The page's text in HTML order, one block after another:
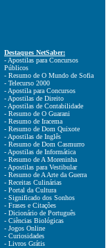
Destaques NetSaber:
- Apostilas para Concursos
Públicos
- Resumo de O Mundo de Sofia
- Telecurso 2000
- Apostila para Concursos
- Apostilas de Direito
- Apostilas de Contabilidade
- Resumo de O Guarani
- Resumo de Iracema
- Resumo de Dom Quixote
- Apostilas de Inglês
- Resumo de Dom Casmurro
- Apostilas de Informática
- Resumo de A Moreninha
- Apostilas para Vestibular
- Resumo de A Arte da Guerra
- Receitas Culinárias
- Portal da Cultura
- Significado dos Sonhos
- Frases e Citações
- Dicionário de Português
- Ciências Biológicas
- Jogos Online
- Curiosidades
- Livros Grátis